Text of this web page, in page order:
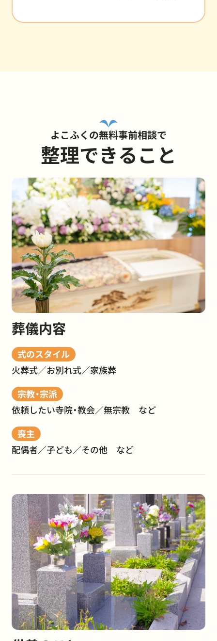
よこふくの無料事前相談で
整理できること
葬儀内容
式のスタイル
火葬式／お別れ式／家族葬
宗教・宗派
依頼したい寺院・教会／無宗教 など
喪主
配偶者／子ども／その他 など